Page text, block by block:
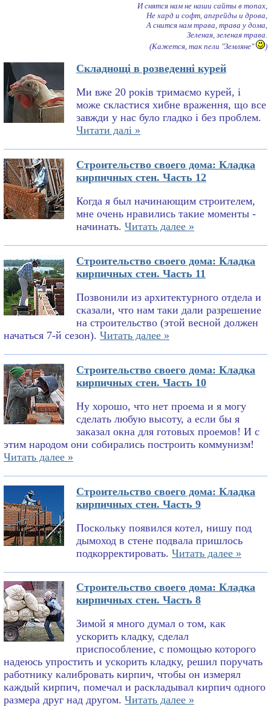
И снятся нам не наши сайты в топах,
Не хард и софт, апгрейды и дрова,
А снится нам трава, трава у дома,
Зеленая, зеленая трава.
(Кажется, так пели "Земляне"
)
Складнощі в розведенні курей
Ми вже 20 років тримаємо курей, і
може скластися хибне враження, що все
завжди у нас було гладко і без проблем.
Читати далі »
Строительство своего дома: Кладка
кирпичных стен. Часть 12
Когда я был начинающим строителем,
мне очень нравились такие моменты -
начинать. Читать далее »
Строительство своего дома: Кладка
кирпичных стен. Часть 11
Позвонили из архитектурного отдела и
сказали, что нам таки дали разрешение
на строительство (этой весной должен
начаться 7-й сезон). Читать далее »
Строительство своего дома: Кладка
кирпичных стен. Часть 10
Ну хорошо, что нет проема и я могу
сделать любую высоту, а если бы я
заказал окна для готовых проемов! И с
этим народом они собирались построить коммунизм!
Читать далее »
Строительство своего дома: Кладка
кирпичных стен. Часть 9
Поскольку появился котел, нишу под
дымоход в стене подвала пришлось
подкорректировать. Читать далее »
Строительство своего дома: Кладка
кирпичных стен. Часть 8
Зимой я много думал о том, как
ускорить кладку, сделал
приспособление, с помощью которого
надеюсь упростить и ускорить кладку, решил поручать
работнику калибровать кирпич, чтобы он измерял
каждый кирпич, помечал и раскладывал кирпич одного
размера друг над другом. Читать далее »